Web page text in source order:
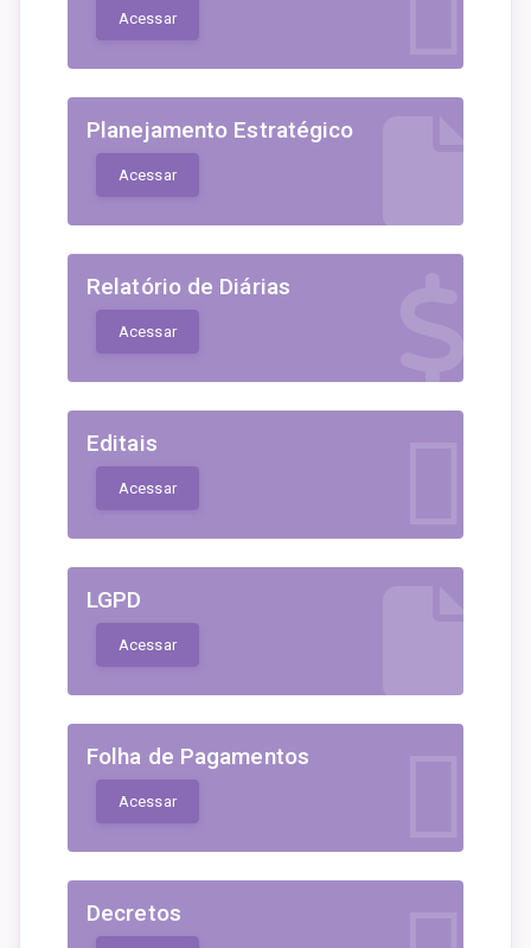
Acessar
Planejamento Estratégico
Acessar
Relatório de Diárias
Acessar
Editais
Acessar
LGPD
Acessar
Folha de Pagamentos
Acessar
Decretos